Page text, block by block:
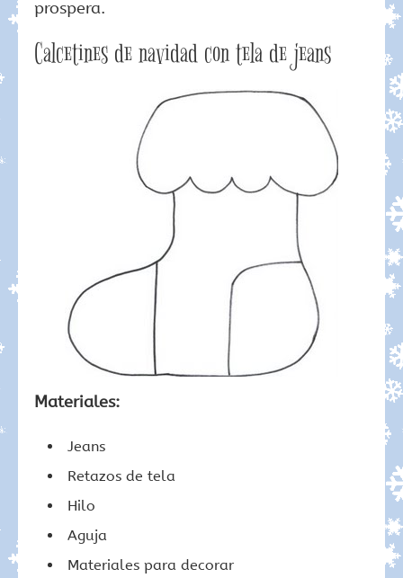
prospera.
Calcetines de navidad con tela de jeans
Materiales:
Jeans
Retazos de tela
Hilo
Aguja
Materiales para decorar